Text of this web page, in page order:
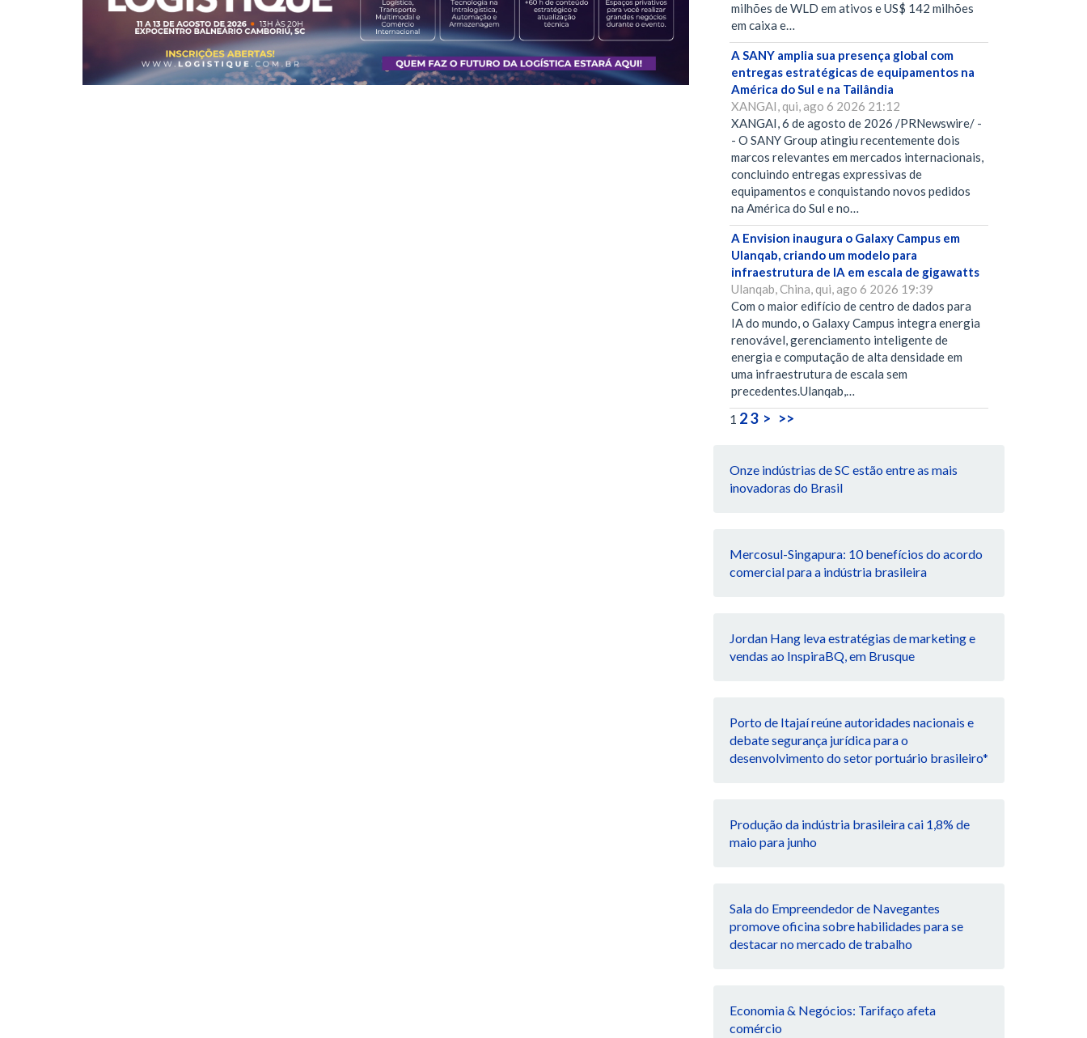
milhões de WLD em ativos e US$ 142 milhões
em caixa e…
A SANY amplia sua presença global com
entregas estratégicas de equipamentos na
América do Sul e na Tailândia
XANGAI, qui, ago 6 2026 21:12
XANGAI, 6 de agosto de 2026 /PRNewswire/ -
- O SANY Group atingiu recentemente dois
marcos relevantes em mercados internacionais,
concluindo entregas expressivas de
equipamentos e conquistando novos pedidos
na América do Sul e no…
A Envision inaugura o Galaxy Campus em
Ulanqab, criando um modelo para
infraestrutura de IA em escala de gigawatts
Ulanqab, China, qui, ago 6 2026 19:39
Com o maior edifício de centro de dados para
IA do mundo, o Galaxy Campus integra energia
renovável, gerenciamento inteligente de
energia e computação de alta densidade em
uma infraestrutura de escala sem
precedentes.Ulanqab,…
1 23 > >>
Onze indústrias de SC estão entre as mais
inovadoras do Brasil
Mercosul-Singapura: 10 benefícios do acordo
comercial para a indústria brasileira
Jordan Hang leva estratégias de marketing e
vendas ao InspiraBQ, em Brusque
Porto de Itajaí reúne autoridades nacionais e
debate segurança jurídica para o
desenvolvimento do setor portuário brasileiro*
Produção da indústria brasileira cai 1,8% de
maio para junho
Sala do Empreendedor de Navegantes
promove oficina sobre habilidades para se
destacar no mercado de trabalho
Economia & Negócios: Tarifaço afeta
comércio